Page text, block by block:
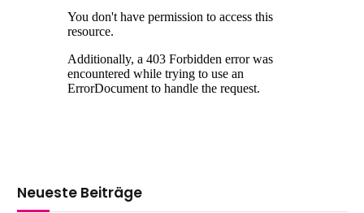
Neueste Beiträge